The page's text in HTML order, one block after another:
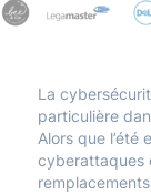
La
particulière
Alors que l’été
cyberattaques